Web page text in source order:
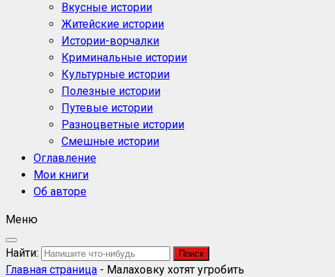
Вкусные истории
Житейские истории
Истории-ворчалки
Криминальные истории
Культурные истории
Полезные истории
Путевые истории
Разноцветные истории
Смешные истории
Оглавление
Мои книги
Об авторе
Меню
Найти:
Главная страница - Малаховку хотят угробить